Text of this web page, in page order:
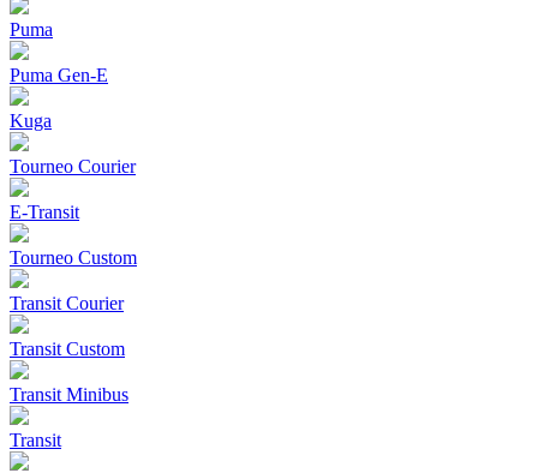
Puma
Puma Gen‑E
Kuga
Tourneo Courier
E-Transit
Tourneo Custom
Transit Courier
Transit Custom
Transit Minibus
Transit